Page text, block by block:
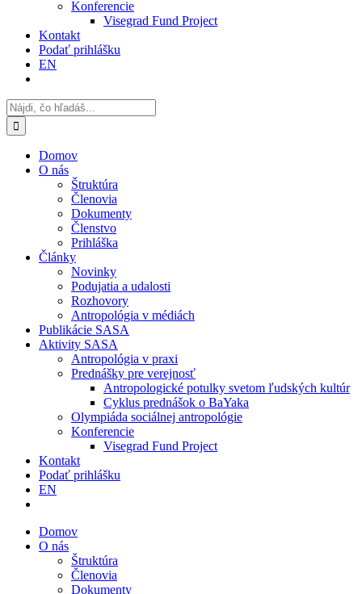
Konferencie
Visegrad Fund Project
Kontakt
Podať prihlášku
EN
Search
for:
Domov
O nás
Štruktúra
Členovia
Dokumenty
Členstvo
Prihláška
Články
Novinky
Podujatia a udalosti
Rozhovory
Antropológia v médiách
Publikácie SASA
Aktivity SASA
Antropológia v praxi
Prednášky pre verejnosť
Antropologické potulky svetom ľudských kultúr
Cyklus prednášok o BaYaka
Olympiáda sociálnej antropológie
Konferencie
Visegrad Fund Project
Kontakt
Podať prihlášku
EN
Domov
O nás
Štruktúra
Členovia
Dokumenty